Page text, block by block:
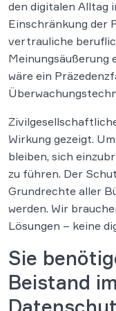
den digitalen Alltag
Einschränkung der
vertrauliche
Meinungsäußerung
wäre ein
Wirkung gezeigt.
bleiben, sich
zu führen. Der
Grundrechte aller
werden. Wir
Lösungen – keine
Sie
Beistand im